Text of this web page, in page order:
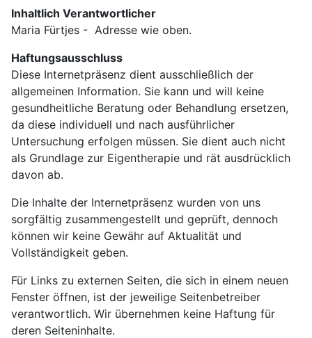
Inhaltlich Verantwortlicher
Maria Fürtjes - Adresse wie oben.
Haftungsausschluss
Diese Internetpräsenz dient ausschließlich der
allgemeinen Information. Sie kann und will keine
gesundheitliche Beratung oder Behandlung ersetzen,
da diese individuell und nach ausführlicher
Untersuchung erfolgen müssen. Sie dient auch nicht
als Grundlage zur Eigentherapie und rät ausdrücklich
davon ab.
Die Inhalte der Internetpräsenz wurden von uns
sorgfältig zusammengestellt und geprüft, dennoch
können wir keine Gewähr auf Aktualität und
Vollständigkeit geben.
Für Links zu externen Seiten, die sich in einem neuen
Fenster öffnen, ist der jeweilige Seitenbetreiber
verantwortlich. Wir übernehmen keine Haftung für
deren Seiteninhalte.